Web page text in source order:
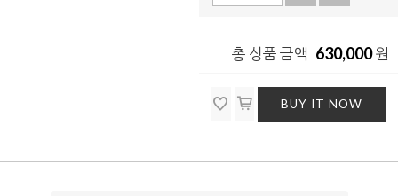
총 상품 금액 630,000원
BUY IT NOW